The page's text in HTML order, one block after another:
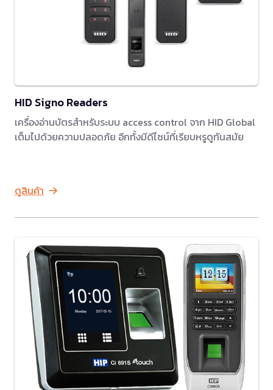
HID Signo Readers
เครื่องอ่านบัตรสำหรับระบบ access control จาก HID Global
เต็มไปด้วยความปลอดภัย อีกทั้งมีดีไซน์ที่เรียบหรูดูทันสมัย
ดูสินค้า